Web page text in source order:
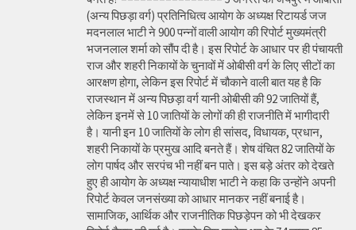
(अन्य पिछड़ा वर्ग) प्रतिनिधित्व आयोग के अध्यक्ष रिटायर्ड जज
मदनलाल भाटी ने 900 पन्नों वाली आयोग की रिपोर्ट मुख्यमंत्री
भजनलाल शर्मा को सौंप दी है। इस रिपोर्ट के आधार पर ही पंचायती
राज और शहरी निकायों के चुनावों में ओबीसी वर्ग के लिए सीटों का
आरक्षण होगा, लेकिन इस रिपोर्ट में चौकाने वाली बात यह है कि
राजस्थान में अन्य पिछड़ा वर्ग यानी ओबीसी की 92 जातियों हैं,
लेकिन इनमें से 10 जातियों के लोगों की ही राजनीति में भागीदारी
है। यानी इन 10 जातियों के लोग ही सांसद, विधायक, प्रधान,
शहरी निकायों के प्रमुख आदि बनते हैं। शेष वंचित 82 जातियों के
लोग पार्षद और सरपंच भी नहीं बन पाते। इस बड़े अंतर को देखते
हुए ही आयोग के अध्यक्ष न्यायाधीश भाटी ने कहा कि उन्होंने अपनी
रिपोर्ट केवल जनसंख्या को आधार मानकर नहीं बनाई है।
सामाजिक, आर्थिक और राजनीतिक पिछड़ेपन को भी देखकर